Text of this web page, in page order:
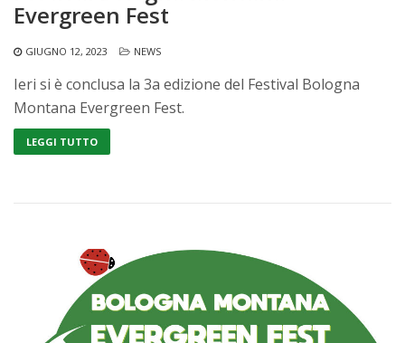
Evergreen Fest
GIUGNO 12, 2023 NEWS
Ieri si è conclusa la 3a edizione del Festival Bologna
Montana Evergreen Fest.
LEGGI TUTTO